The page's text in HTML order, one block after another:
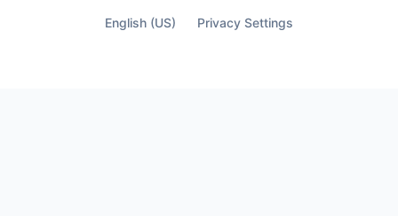
English (US) Privacy Settings